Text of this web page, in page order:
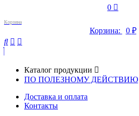
0
Корзина
Корзина: 0 ₽
Каталог продукции
ПО ПОЛЕЗНОМУ ДЕЙСТВИЮ
Доставка и оплата
Контакты